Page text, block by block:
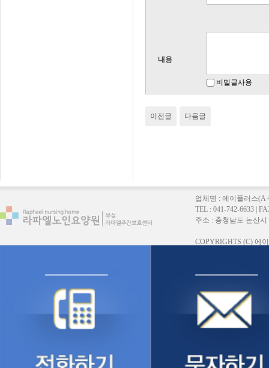
내용
비밀글사용
이전글 다음글
업체명 : 에이플러스
TEL : 041-742-6633 |
주소 : 충청남도 논산시
COPYRIGHTS (C) 에